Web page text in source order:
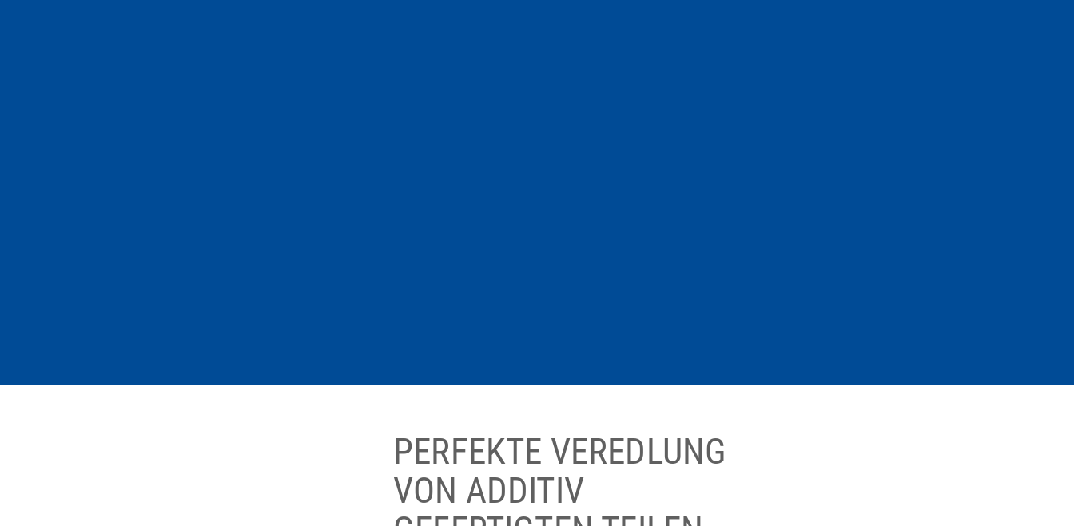
PERFEKTE VEREDLUNG
VON ADDITIV